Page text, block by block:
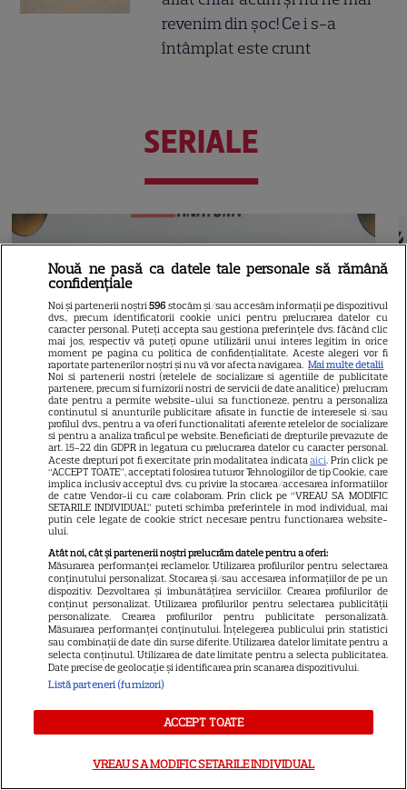
revenim din șoc! Ce i s-a
întâmplat este crunt
SERIALE
21
SERIALE AMERICANE
Sandra Oh dezvăluie de ce a
plecat din „Anatomia lui Grey”.
Nouă ne pasă ca datele tale personale să rămână
confidențiale
Noi și partenerii noștri596 stocăm și/sau accesăm informații pe dispozitivul
dvs., precum identificatorii cookie unici pentru prelucrarea datelor cu
caracter personal. Puteți accepta sau gestiona preferințele dvs. făcând clic
mai jos, respectiv vă puteți opune utilizării unui interes legitim în orice
moment pe pagina cu politica de confidențialitate. Aceste alegeri vor fi
raportate partenerilor noștri și nu vă vor afecta navigarea. Mai multe detalii
Noi si partenerii nostri (retelele de socializare si agentiile de publicitate
partenere, precum si furnizorii nostri de servicii de date analitice) prelucram
date pentru a permite website-ului sa functioneze, pentru a personaliza
continutul si anunturile publicitare afisate in functie de interesele si/sau
profilul dvs., pentru a va oferi functionalitati aferente retelelor de socializare
si pentru a analiza traficul pe website. Beneficiati de drepturile prevazute de
art. 15-22 din GDPR in legatura cu prelucrarea datelor cu caracter personal.
Aceste drepturi pot fi exercitate prin modalitatea indicataaici. Prin click pe
“ACCEPT TOATE”, acceptati folosirea tuturor Tehnologiilor de tip Cookie, care
implica inclusiv acceptul dvs. cu privire la stocarea/accesarea informatiilor
de catre Vendor-ii cu care colaboram. Prin click pe “VREAU SA MODIFIC
SETARILE INDIVIDUAL” puteti schimba preferintele in mod individual, mai
putin cele legate de cookie strict necesare pentru functionarea website-
ului.
Atât noi, cât și partenerii noștri prelucrăm datele pentru a oferi:
Măsurarea performanței reclamelor. Utilizarea profilurilor pentru selectarea
conținutului personalizat. Stocarea și/sau accesarea informațiilor de pe un
dispozitiv. Dezvoltarea și îmbunătățirea serviciilor. Crearea profilurilor de
conținut personalizat. Utilizarea profilurilor pentru selectarea publicității
personalizate. Crearea profilurilor pentru publicitate personalizată.
Măsurarea performanței conținutului. Înțelegerea publicului prin statistici
sau combinații de date din surse diferite. Utilizarea datelor limitate pentru a
selecta conținutul. Utilizarea de date limitate pentru a selecta publicitatea.
Date precise de geolocație și identificarea prin scanarea dispozitivului.
Listă parteneri (furnizori)
ACCEPT TOATE
VREAU SA MODIFIC SETARILE INDIVIDUAL